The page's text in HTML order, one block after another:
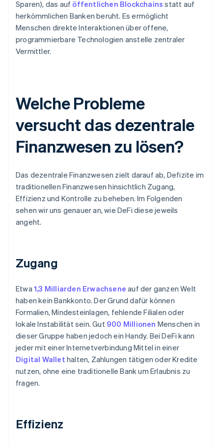
Sparen), das auf öffentlichen Blockchains statt auf
herkömmlichen Banken beruht. Es ermöglicht
Menschen direkte Interaktionen über offene,
programmierbare Technologien anstelle zentraler
Vermittler.
Welche Probleme
versucht das dezentrale
Finanzwesen zu lösen?
Das dezentrale Finanzwesen zielt darauf ab, Defizite im
traditionellen Finanzwesen hinsichtlich Zugang,
Effizienz und Kontrolle zu beheben. Im Folgenden
sehen wir uns genauer an, wie DeFi diese jeweils
angeht.
Zugang
Etwa1,3 Milliarden Erwachsene auf der ganzen Welt
haben kein Bankkonto. Der Grund dafür können
Formalien, Mindesteinlagen, fehlende Filialen oder
lokale Instabilität sein. Gut 900 Millionen Menschen in
dieser Gruppe haben jedoch ein Handy. Bei DeFi kann
jeder mit einer Internetverbindung Mittel in einer
Digital Wallet halten, Zahlungen tätigen oder Kredite
nutzen, ohne eine traditionelle Bank um Erlaubnis zu
fragen.
Effizienz